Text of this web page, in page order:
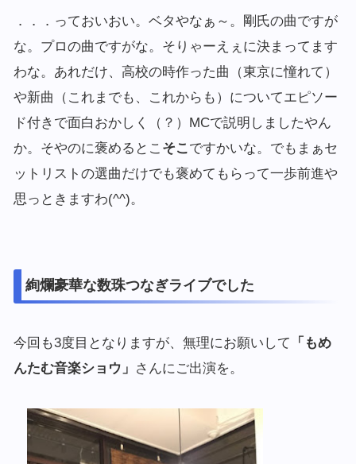
．．．っておいおい。ベタやなぁ～。剛氏の曲ですが
な。プロの曲ですがな。そりゃーえぇに決まってます
わな。あれだけ、高校の時作った曲（東京に憧れて）
や新曲（これまでも、これからも）についてエピソー
ド付きで面白おかしく（？）MCで説明しましたやん
か。そやのに褒めるとこ そこですかいな。でもまぁセ
ットリストの選曲だけでも褒めてもらって一歩前進や
思っときますわ(^^)。
絢爛豪華な数珠つなぎライブでした
今回も3度目となりますが、無理にお願いして
「もめ
んたむ音楽ショウ」 さんにご出演を。